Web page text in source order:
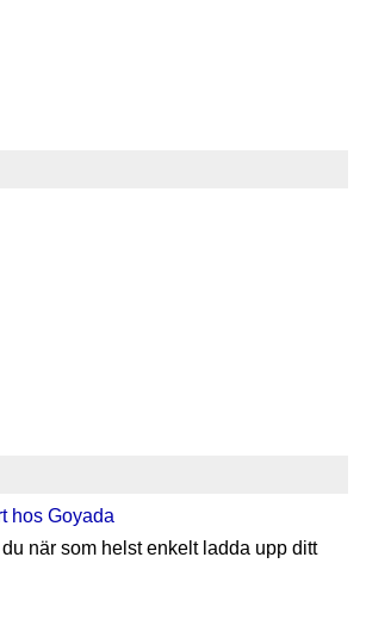
hos Goyada
när som helst enkelt ladda upp ditt